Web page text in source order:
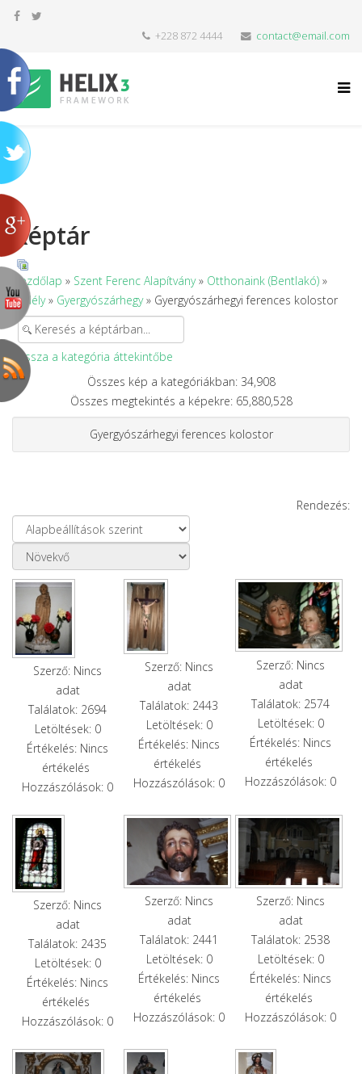
+228 872 4444 contact@email.com
Képtár
Kezdőlap » Szent Ferenc Alapítvány» Otthonaink (Bentlakó) »
Erdély» Gyergyószárhegy» Gyergyószárhegyi ferences kolostor
Vissza a kategória áttekintőbe
Összes kép a kategóriákban: 34,908
Összes megtekintés a képekre: 65,880,528
Gyergyószárhegyi ferences kolostor
Rendezés:
Szerző: Nincs
adat
Találatok: 2694
Letöltések: 0
Értékelés: Nincs
értékelés
Hozzászólások: 0
Szerző: Nincs
adat
Találatok: 2443
Letöltések: 0
Értékelés: Nincs
értékelés
Hozzászólások: 0
Szerző: Nincs
adat
Találatok: 2574
Letöltések: 0
Értékelés: Nincs
értékelés
Hozzászólások: 0
Szerző: Nincs
adat
Találatok: 2435
Letöltések: 0
Értékelés: Nincs
értékelés
Hozzászólások: 0
Szerző: Nincs
adat
Találatok: 2441
Letöltések: 0
Értékelés: Nincs
értékelés
Hozzászólások: 0
Szerző: Nincs
adat
Találatok: 2538
Letöltések: 0
Értékelés: Nincs
értékelés
Hozzászólások: 0